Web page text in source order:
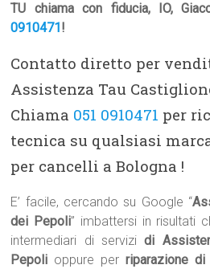
TU chiama con fiducia, IO,
0910471 !
Contatto diretto per
Assistenza Tau
Chiama 051 0910471 per
tecnica su qualsiasi
per cancelli a Bologna !
E’ facile, cercando su Google “
dei Pepoli” imbattersi in risultati
intermediari di servizidi
Pepoli oppure perriparazione